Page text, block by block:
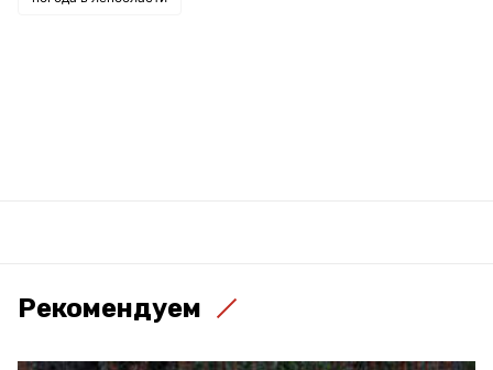
Рекомендуем